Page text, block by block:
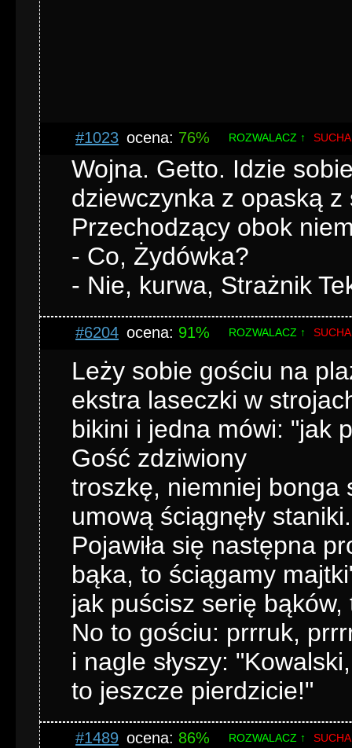
#1023 ocena: 76% ROZWALACZ ↑
Wojna. Getto. Idzie
dziewczynka z opaską
Przechodzący obok
- Co, Żydówka?
- Nie, kurwa, Strażnik
#6204 ocena: 91% ROZWALACZ ↑
Leży sobie gościu na
ekstra laseczki w
bikini i jedna mówi: "jak
Gość zdziwiony
troszkę, niemniej bonga
umową ściągnęły staniki.
Pojawiła się następna
bąka, to ściągamy
jak puścisz serię
No to gościu: prrruk,
i nagle słyszy:
to jeszcze pierdzicie!"
#1489 ocena: 86% ROZWALACZ ↑